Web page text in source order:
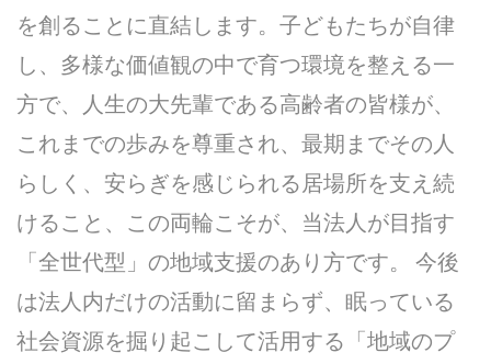
を創ることに直結します。子どもたちが自律
し、多様な価値観の中で育つ環境を整える一
方で、人生の大先輩である高齢者の皆様が、
これまでの歩みを尊重され、最期までその人
らしく、安らぎを感じられる居場所を支え続
けること、この両輪こそが、当法人が目指す
「全世代型」の地域支援のあり方です。 今後
は法人内だけの活動に留まらず、眠っている
社会資源を掘り起こして活用する「地域のプ